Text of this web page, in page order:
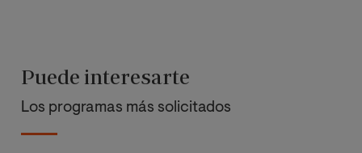
Puede interesarte
Los programas más solicitados